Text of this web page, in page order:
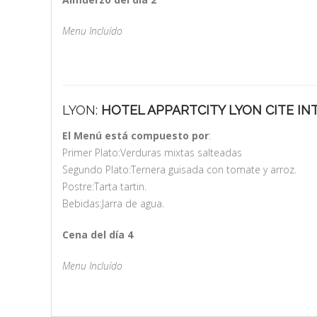
Menu Incluído
LYON: HOTEL APPARTCITY LYON CITE
El Menú está compuesto por:
Primer Plato:Verduras mixtas salteadas
Segundo Plato:Ternera guisada con tomate y arroz.
Postre:Tarta tartin.
Bebidas:Jarra de agua.
Cena del día 4
Menu Incluído